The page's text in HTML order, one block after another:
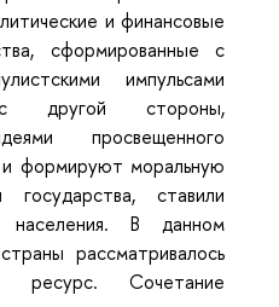
и финансовые
сформированные с
импульсами
другой стороны,
просвещенного
формируют моральную
ставили
населения. В данном
рассматривалось
ресурс. Сочетание